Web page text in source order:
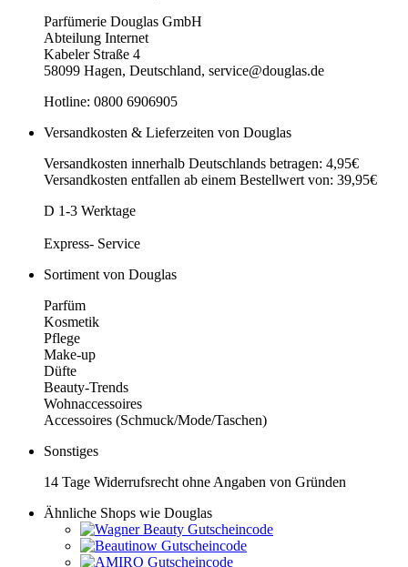
Parfümerie Douglas GmbH
Abteilung Internet
Kabeler Straße 4
58099 Hagen, Deutschland, service@douglas.de
Hotline: 0800 6906905
Versandkosten & Lieferzeiten von Douglas
Versandkosten innerhalb Deutschlands betragen: 4,95€
Versandkosten entfallen ab einem Bestellwert von: 39,95€
D 1-3 Werktage
Express- Service
Sortiment von Douglas
Parfüm
Kosmetik
Pflege
Make-up
Düfte
Beauty-Trends
Wohnaccessoires
Accessoires (Schmuck/Mode/Taschen)
Sonstiges
14 Tage Widerrufsrecht ohne Angaben von Gründen
Ähnliche Shops wie Douglas